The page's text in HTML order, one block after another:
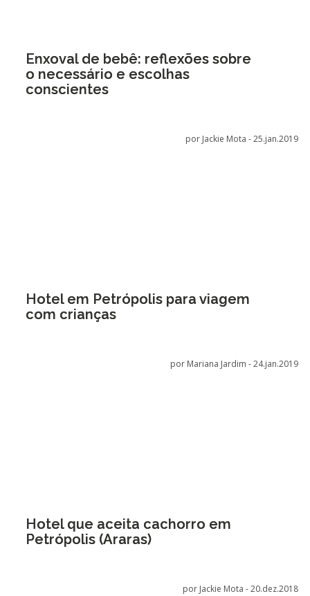
Enxoval de bebê: reflexões sobre
o necessário e escolhas
conscientes
por Jackie Mota -25.jan.2019
Hotel em Petrópolis para viagem
com crianças
por Mariana Jardim -24.jan.2019
Hotel que aceita cachorro em
Petrópolis (Araras)
por Jackie Mota -20.dez.2018